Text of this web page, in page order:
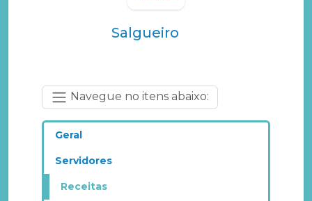
Salgueiro
Navegue no itens abaixo:
Geral
Servidores
Receitas